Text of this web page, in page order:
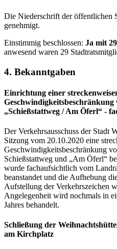
Die Niederschrift der öffentlichen
genehmigt.
Einstimmig beschlossen: Ja mit 29
anwesend waren 29
4. Bekanntgaben
Einrichtung einer
Geschwindigkeitsbeschränkung
„Schießstattweg / Am Öferl“ -
Der Verkehrsausschuss der Stadt
Sitzung vom 20.10.2020 eine
Geschwindigkeitsbeschränkung
Schießstattweg und „Am Öferl“
wurde fachaufsichtlich vom
beanstandet und die Aufhebung
Aufstellung der Verkehrszeichen
Angelegenheit wird nochmals in
Jahres behandelt.
Schließung der
am Kirchplatz